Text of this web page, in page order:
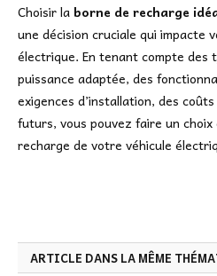
Choisir la borne de recharge
une décision cruciale qui impacte
électrique. En tenant compte des
puissance adaptée, des
exigences d’installation, des
futurs, vous pouvez faire un
recharge de votre véhicule
ARTICLE DANS LA MÊME